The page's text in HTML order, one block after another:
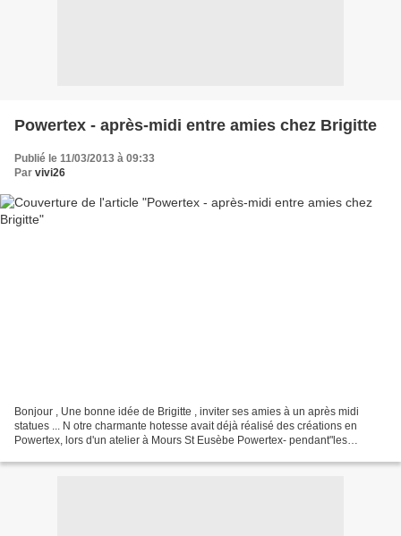
Powertex - après-midi entre amies chez Brigitte
Publié le 11/03/2013 à 09:33
Par vivi26
Bonjour , Une bonne idée de Brigitte , inviter ses amies à un après midi
statues ... N otre charmante hotesse avait déjà réalisé des créations en
Powertex, lors d'un atelier à Mours St Eusèbe Powertex- pendant"les